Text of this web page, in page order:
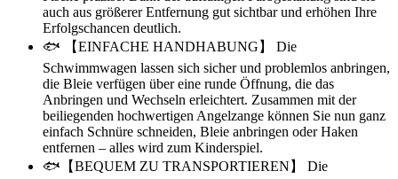
auch aus größerer Entfernung gut sichtbar und erhöhen Ihre
Erfolgschancen deutlich.
🐟 【EINFACHE HANDHABUNG】 Die
Schwimmwagen lassen sich sicher und problemlos anbringen,
die Bleie verfügen über eine runde Öffnung, die das
Anbringen und Wechseln erleichtert. Zusammen mit der
beiliegenden hochwertigen Angelzange können Sie nun ganz
einfach Schnüre schneiden, Bleie anbringen oder Haken
entfernen – alles wird zum Kinderspiel.
🐟【BEQUEM ZU TRANSPORTIEREN】 Die